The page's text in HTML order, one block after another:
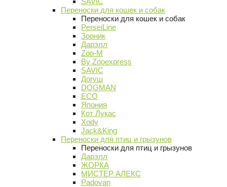
Переноски для кошек и собак
Переноски для кошек и собак
PerseiLine
Зооник
Дарэлл
Zoo-M
By Zooexpress
SAVIC
Догуш
DOGMAN
ECO
Япония
Кот Лукас
Xody
Jack&King
Переноски для птиц и грызунов
Переноски для птиц и грызунов
Дарэлл
ЖОРКА
МИСТЕР АЛЕКС
Padovan